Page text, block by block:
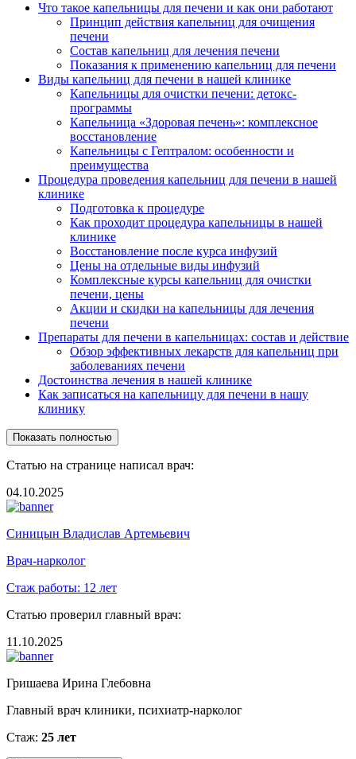
Что такое капельницы для печени и как они работают
Принцип действия капельниц для очищения
печени
Состав капельниц для лечения печени
Показания к применению капельниц для печени
Виды капельниц для печени в нашей клинике
Капельницы для очистки печени: детокс-
программы
Капельница «Здоровая печень»: комплексное
восстановление
Капельницы с Гептралом: особенности и
преимущества
Процедура проведения капельниц для печени в нашей
клинике
Подготовка к процедуре
Как проходит процедура капельницы в нашей
клинике
Восстановление после курса инфузий
Цены на отдельные виды инфузий
Комплексные курсы капельниц для очистки
печени, цены
Акции и скидки на капельницы для лечения
печени
Препараты для печени в капельницах: состав и действие
Обзор эффективных лекарств для капельниц при
заболеваниях печени
Достоинства лечения в нашей клинике
Как записаться на капельницу для печени в нашу
клинику
Показать полностью
Статью на странице написал врач:
04.10.2025
Синицын Владислав Артемьевич
Врач-нарколог
Стаж работы: 12 лет
Статью проверил главный врач:
11.10.2025
Гришаева Ирина Глебовна
Главный врач клиники, психиатр-нарколог
Стаж: 25 лет